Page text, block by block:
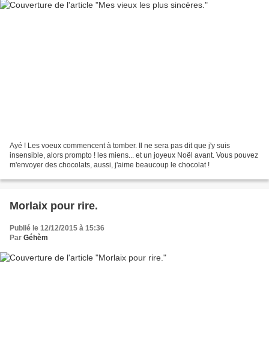
Ayé ! Les voeux commencent à tomber. Il ne sera pas dit que j'y suis
insensible, alors prompto ! les miens... et un joyeux Noël avant. Vous pouvez
m'envoyer des chocolats, aussi, j'aime beaucoup le chocolat !
Morlaix pour rire.
Publié le 12/12/2015 à 15:36
Par Géhèm